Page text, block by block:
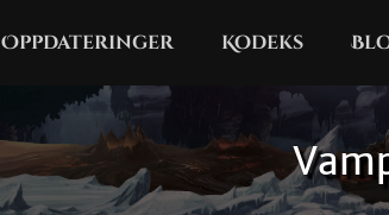
Oppdateringer Kodeks